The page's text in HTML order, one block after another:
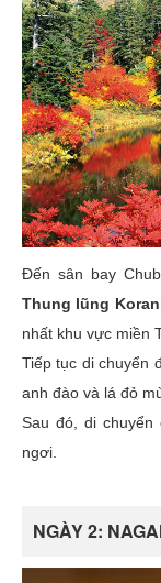
Đến sân bay
Thung lũng
nhất khu vực miền
Tiếp tục di chuyển
anh đào và lá đỏ
Sau đó, di chuyển
ngơi.
NGÀY 2: